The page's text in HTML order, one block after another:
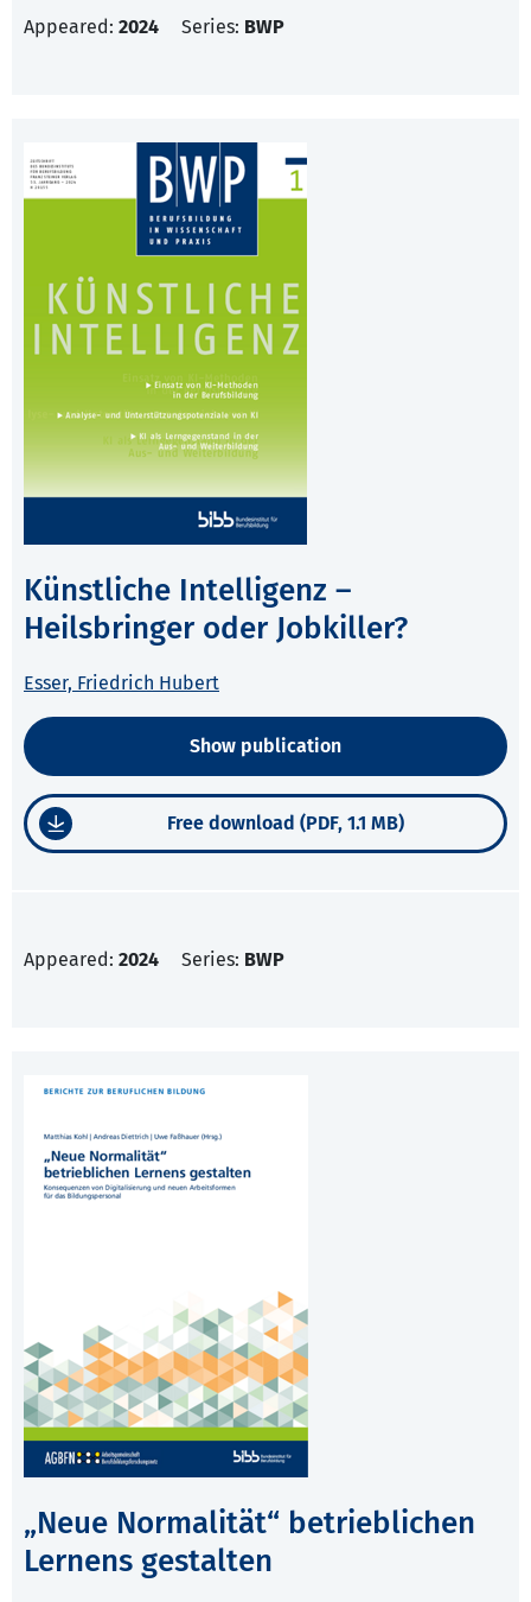
Appeared: 2024 Series: BWP
Künstliche Intelligenz –
Heilsbringer oder Jobkiller?
Esser, Friedrich Hubert
Show publication
Free download (PDF, 1.1 MB)
Appeared: 2024 Series: BWP
„Neue Normalität“ betrieblichen
Lernens gestalten